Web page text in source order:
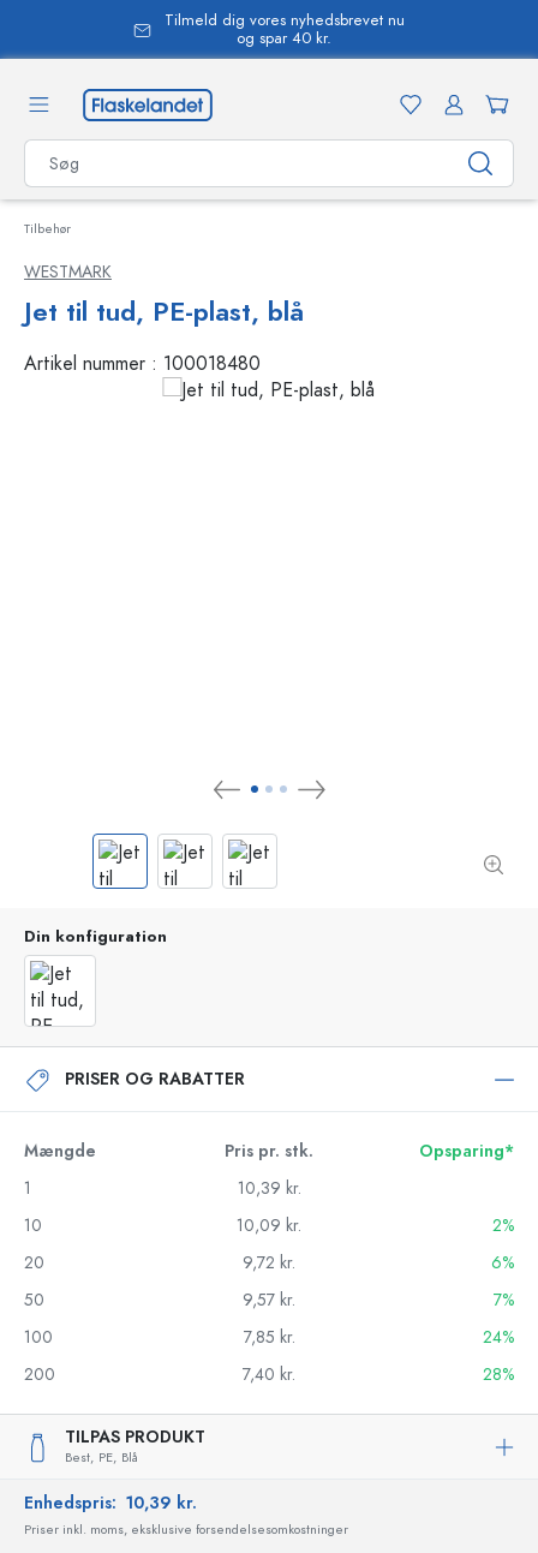
Tilmeld dig vores nyhedsbrevet nu
og spar 40 kr.
Tilbehør
WESTMARK
Jet til tud, PE-plast, blå
Artikel nummer : 100018480
Din konfiguration
PRISER OG RABATTER
Mængde Pris pr. stk.
Opsparing*
1
10,39 kr.
10
10,09 kr.
2%
20
9,72 kr.
6%
50
9,57 kr.
7%
100
7,85 kr.
24%
200
7,40 kr. 28%
TILPAS PRODUKT
Best, PE, Blå
Enhedspris: 10,39 kr.
Priser inkl. moms, eksklusive forsendelsesomkostninger